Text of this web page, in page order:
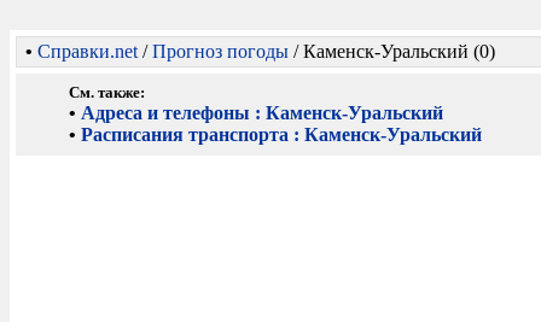
• Справки.net /Прогноз погоды / Каменск-Уральский (0)
См. также:
• Адреса и телефоны : Каменск-Уральский
•Расписания транспорта : Каменск-Уральский